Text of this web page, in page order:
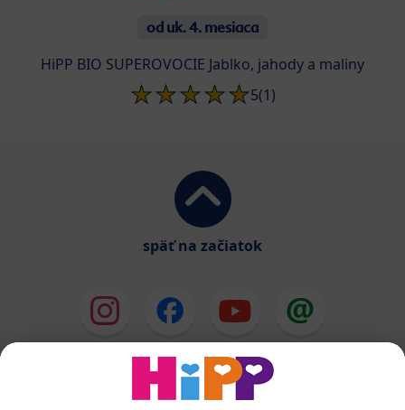
od uk. 4. mesiaca
HiPP BIO SUPEROVOCIE Jablko, jahody a maliny
5(1)
späť na začiatok
HiPP Mlieka HiPP Príkrmy